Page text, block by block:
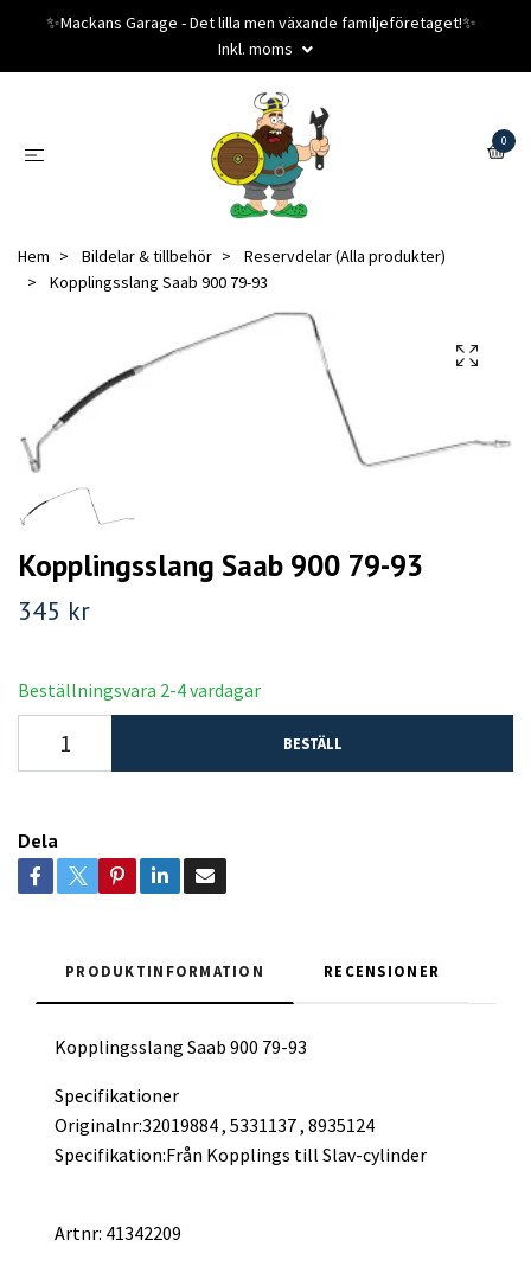
✨️Mackans Garage - Det lilla men växande familjeföretaget!✨️
Inkl. moms
0
Hem Bildelar & tillbehör
Reservdelar (Alla produkter)
Kopplingsslang Saab 900 79-93
Kopplingsslang Saab 900 79-93
345 kr
Beställningsvara 2-4 vardagar
BESTÄLL
Dela
PRODUKTINFORMATION RECENSIONER
Kopplingsslang Saab 900 79-93
Specifikationer
Originalnr:32019884 , 5331137 , 8935124
Specifikation:Från Kopplings till Slav-cylinder
Artnr: 41342209